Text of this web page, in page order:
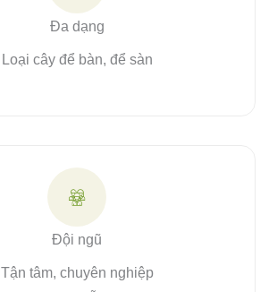
Đa dạng
Loại cây để bàn, để sàn
Đội ngũ
Tận tâm, chuyên nghiệp